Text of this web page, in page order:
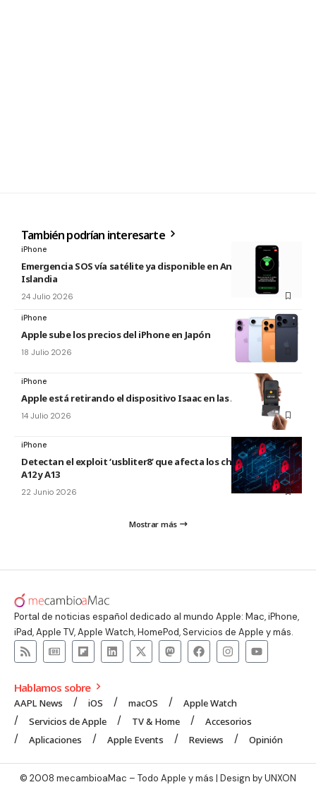
También podrían interesarte
iPhone
Emergencia SOS vía satélite ya disponible en Andorra e
Islandia
24 Julio 2026
iPhone
Apple sube los precios del iPhone en Japón
18 Julio 2026
iPhone
Apple está retirando el dispositivo Isaac en las Apple Store
14 Julio 2026
iPhone
Detectan el exploit ‘usbliter8’ que afecta los chips de Apple
A12 y A13
22 Junio 2026
Mostrar más
Portal de noticias español dedicado al mundo Apple: Mac, iPhone,
iPad, Apple TV, Apple Watch, HomePod, Servicios de Apple y más.
Hablamos sobre
AAPL News iOS macOS
Apple Watch
Servicios de Apple
TV & Home
Accesorios
Aplicaciones
Apple Events Reviews Opinión
© 2008 mecambioaMac – Todo Apple y más | Design byUNXON